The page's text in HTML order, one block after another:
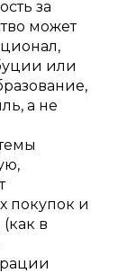
за
может
или
а не
покупок и
в